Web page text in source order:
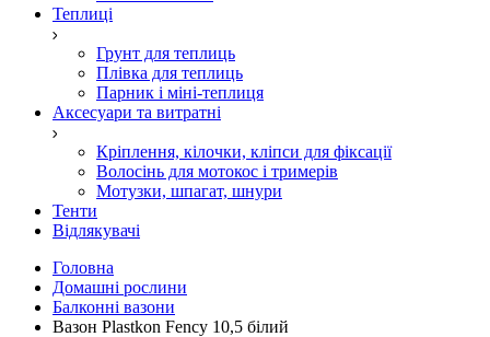
Теплиці
Грунт для теплиць
Плівка для теплиць
Парник і міні-теплиця
Аксесуари та витратні
Кріплення, кілочки, кліпси для фіксації
Волосінь для мотокос і тримерів
Мотузки, шпагат, шнури
Тенти
Відлякувачі
Головна
Домашні рослини
Балконні вазони
Вазон Plastkon Fency 10,5 білий